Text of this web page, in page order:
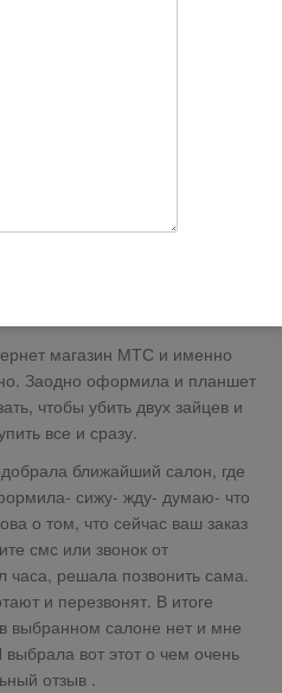
любимом дискаунтере , где
в этот раз и выбора
явно далеки от моих
магазин МТС и именно
Заодно оформила и планшет
чтобы убить двух зайцев и
все и сразу.
ближайший салон, где
сижу- жду- думаю- что
о том, что сейчас ваш заказ
смс или звонок от
часа, решала позвонить сама.
и перезвонят. В итоге
выбранном салоне нет и мне
вот этот о чем очень
отзыв .